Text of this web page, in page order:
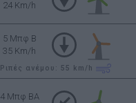
24 Km/h
5 Μπφ B
35 Km/h
Ριπές ανέμου: 55 km/h
4 Μπφ BA